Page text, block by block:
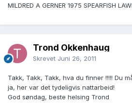
MILDRED A GERNER 1975 SPEARFISH
Trond Okkenhaug
Skrevet Juni 26, 2011
Takk, Takk, Takk, hva du finner !!!!! Du
ja, her var det tydeligvis nattarbeid!
God søndag, beste helsing Trond